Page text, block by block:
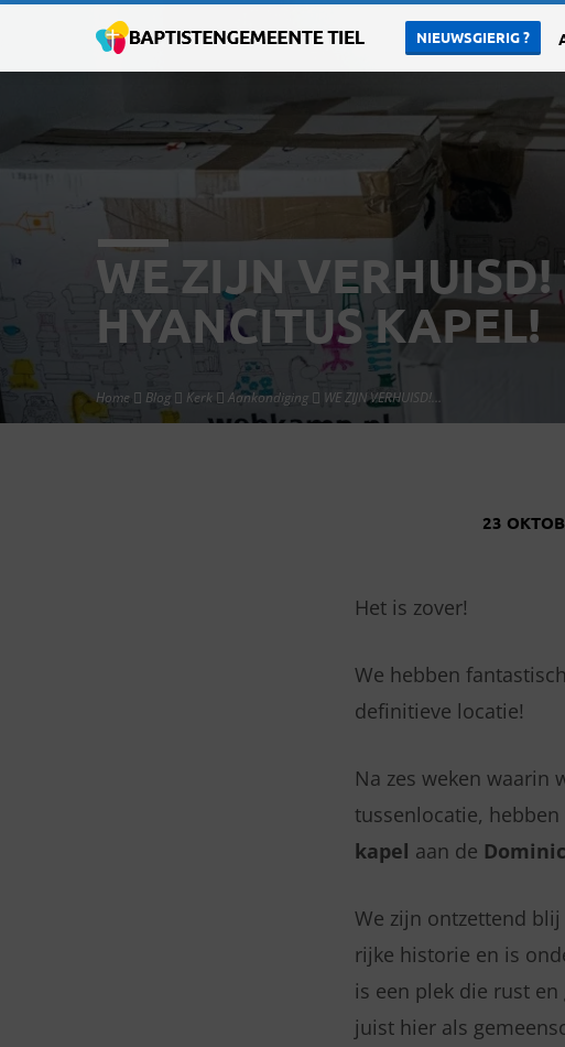
NIEUWSGIERIG ?
WE ZIJN
HYANCITUS KAPEL!
Home Blog Kerk Aankondiging WE ZIJN VERHUISD!…
VERHUISD!
HYANCITUS
23
Het is zover!
We hebben
definitieve locatie!
Na zes weken waarin
tussenlocatie,
kapel aan de
We zijn ontzettend
rijke historie en is
is een plek die rust
juist hier als